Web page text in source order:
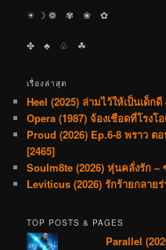
☀︎ ☽ ❁ ✾ ❀ ✿
✤ ♣︎ ♧ ☘︎
เรื่องล่าสุด
Heel (2025) ล่ามไว้ให้เป็นเด็ก
Opera (1987) จ้องเชือดที่โรงโ
Proud (2026) Ep.6-8 พราว ต
[2465]
Soulm8te (2026) หุ่นคลั่งรัก –
Leviticus (2026) รักร้ายกลาย
TOP POSTS & PAGES
Parallel